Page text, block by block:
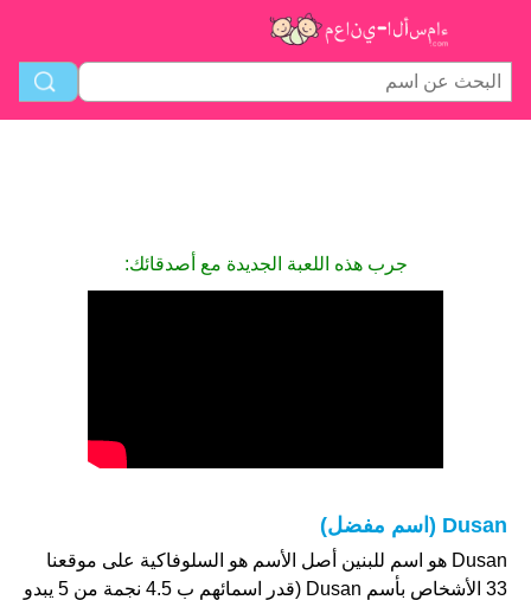
جرب هذه اللعبة الجديدة مع أصدقائك:
Dusan (اسم مفضل)
Dusan هو اسم للبنين أصل الأسم هو السلوفاكية على موقعنا
33 الأشخاص بأسم Dusan (قدر اسمائهم ب 4.5 نجمة من 5 يبدو